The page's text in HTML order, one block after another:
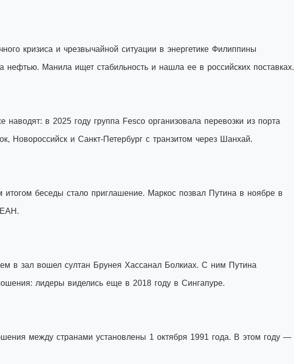
кризиса и чрезвычайной ситуации в энергетике Филиппины
нефтью. Манила ищет стабильность и нашла ее в российских поставках.
наводят: в 2025 году группа Fesco организовала перевозки из порта
Новороссийск и Санкт-Петербург с транзитом через Шанхай.
итогом беседы стало приглашение. Маркос позвал Путина в ноябре в
в зал вошел султан Брунея Хассанал Болкиах. С ним Путина
лидеры виделись еще в 2018 году в Сингапуре.
между странами установлены 1 октября 1991 года. В этом году —